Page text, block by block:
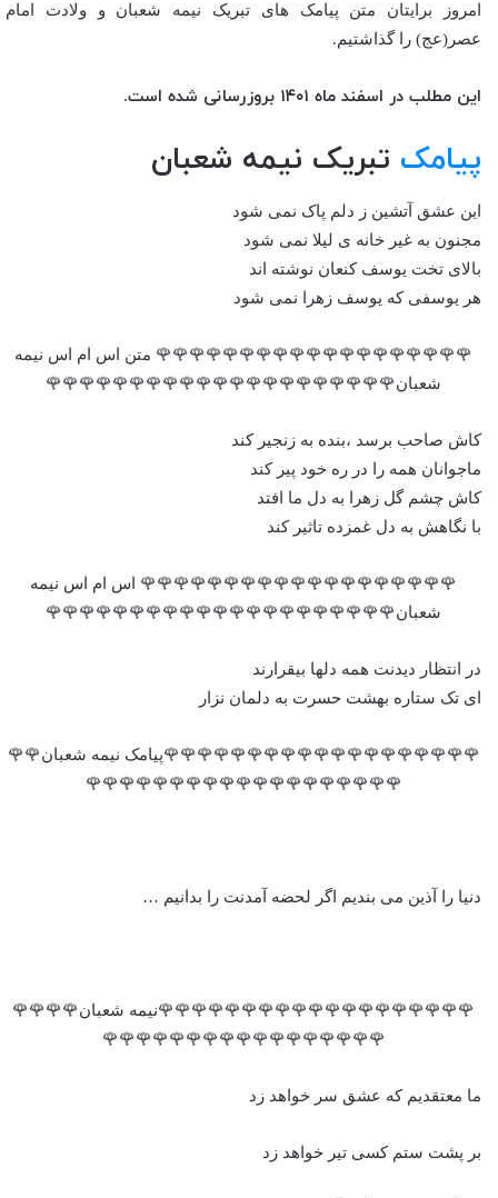
امروز برایتان متن پیامک های تبریک نیمه شعبان و ولادت امام
عصر(عج) را گذاشتیم.
این مطلب در اسفند ماه ۱۴۰۱ بروزرسانی شده است.
پیامک تبریک نیمه شعبان
این عشق آتشین ز دلم پاک نمی شود
مجنون به غیر خانه ی لیلا نمی شود
بالای تخت یوسف کنعان نوشته اند
هر یوسفی که یوسف زهرا نمی شود
🌹🌹🌹🌹🌹🌹🌹🌹🌹🌹🌹🌹🌹🌹🌹🌹🌹🌹🌹 متن اس ام اس نیمه
شعبان🌹🌹🌹🌹🌹🌹🌹🌹🌹🌹🌹🌹🌹🌹🌹🌹🌹🌹🌹🌹🌹
کاش صاحب برسد ،بنده به زنجیر کند
ماجوانان همه را در ره خود پیر کند
کاش چشم گل زهرا به دل ما افتد
با نگاهش به دل غمزده تاثیر کند
🌹🌹🌹🌹🌹🌹🌹🌹🌹🌹🌹🌹🌹🌹🌹🌹🌹🌹🌹 اس ام اس نیمه
شعبان🌹🌹🌹🌹🌹🌹🌹🌹🌹🌹🌹🌹🌹🌹🌹🌹🌹🌹🌹🌹🌹
در انتظار دیدنت همه دلها بیقرارند
ای تک ستاره بهشت حسرت به دلمان نزار
🌹🌹🌹🌹🌹🌹🌹🌹🌹🌹🌹🌹🌹🌹🌹🌹🌹🌹🌹پیامک نیمه شعبان🌹🌹
🌹🌹🌹🌹🌹🌹🌹🌹🌹🌹🌹🌹🌹🌹🌹🌹🌹🌹🌹
دنیا را آذین می بندیم اگر لحضه آمدنت را بدانیم …
🌹🌹🌹🌹🌹🌹🌹🌹🌹🌹🌹🌹🌹🌹🌹🌹🌹🌹🌹نیمه شعبان🌹🌹🌹🌹
🌹🌹🌹🌹🌹🌹🌹🌹🌹🌹🌹🌹🌹🌹🌹🌹🌹
ما معتقدیم که عشق سر خواهد زد
بر پشت ستم کسی تیر خواهد زد